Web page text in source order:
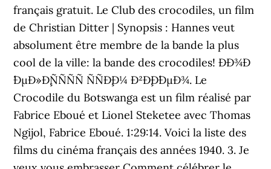
français gratuit. Le Club des crocodiles, un film
de Christian Ditter | Synopsis : Hannes veut
absolument être membre de la bande la plus
cool de la ville: la bande des crocodiles! ÐÐ¾Ð
´ÐµÐ»Ð¸ÑÑÑÑ ÑÑÐ¸Ð¼ Ð²Ð¸Ð´ÐµÐ¾. Le
Crocodile du Botswanga est un film réalisé par
Fabrice Eboué et Lionel Steketee avec Thomas
Ngijol, Fabrice Eboué. 1:29:14. Voici la liste des
films du cinéma français des années 1940. 3. Je